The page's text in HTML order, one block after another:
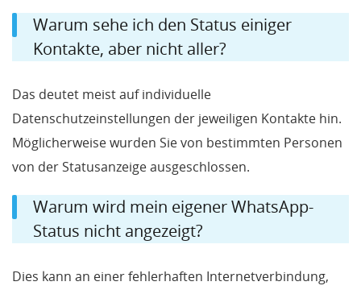
Warum sehe ich den Status einiger
Kontakte, aber nicht aller?
Das deutet meist auf individuelle
Datenschutzeinstellungen der jeweiligen Kontakte hin.
Möglicherweise wurden Sie von bestimmten Personen
von der Statusanzeige ausgeschlossen.
Warum wird mein eigener WhatsApp-
Status nicht angezeigt?
Dies kann an einer fehlerhaften Internetverbindung,